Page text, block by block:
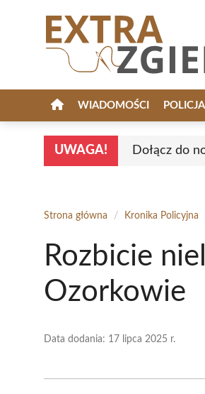
WIADOMOŚCI POLICJA
UWAGA! Dołącz do
Strona główna / Kronika Policyjna
Rozbicie
Ozorkowie
Data dodania: 17 lipca 2025 r.